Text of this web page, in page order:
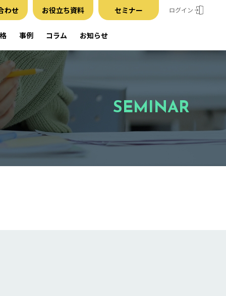
わせ お役立ち資料 セミナー ログイン
事例 コラム お知らせ
SEMINAR